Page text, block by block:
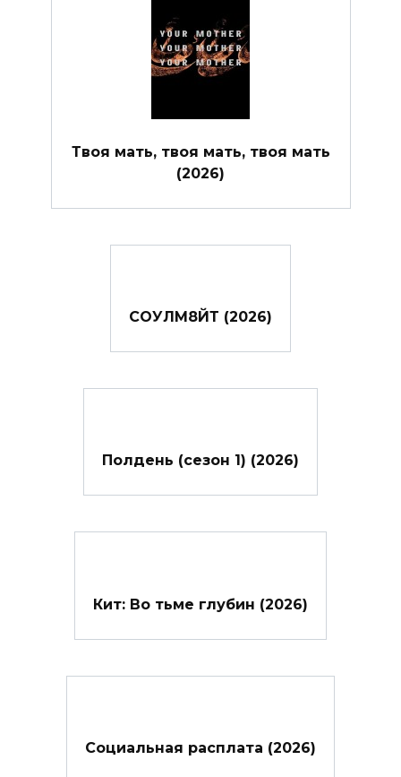
Твоя мать, твоя мать, твоя мать
(2026)
СОУЛМ8ЙТ (2026)
Полдень (сезон 1) (2026)
Кит: Во тьме глубин (2026)
Социальная расплата (2026)